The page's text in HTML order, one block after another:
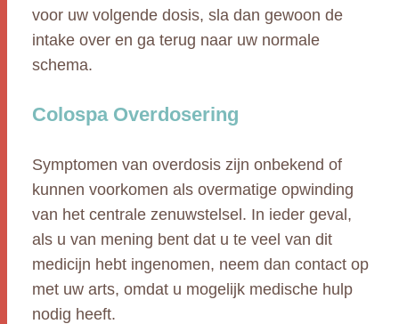
voor uw volgende dosis, sla dan gewoon de
intake over en ga terug naar uw normale
schema.
Colospa Overdosering
Symptomen van overdosis zijn onbekend of
kunnen voorkomen als overmatige opwinding
van het centrale zenuwstelsel. In ieder geval,
als u van mening bent dat u te veel van dit
medicijn hebt ingenomen, neem dan contact op
met uw arts, omdat u mogelijk medische hulp
nodig heeft.